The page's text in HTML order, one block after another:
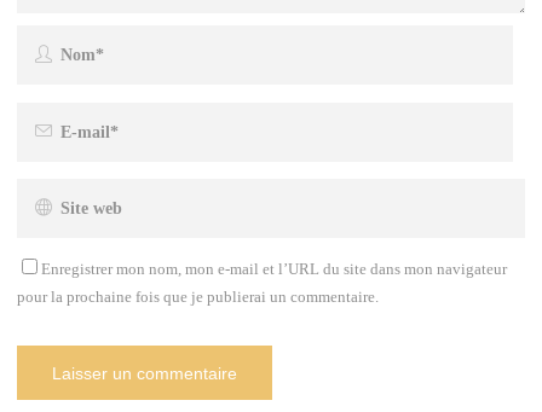
Enregistrer mon nom, mon e-mail et l’URL du site dans mon navigateur
pour la prochaine fois que je publierai un commentaire.